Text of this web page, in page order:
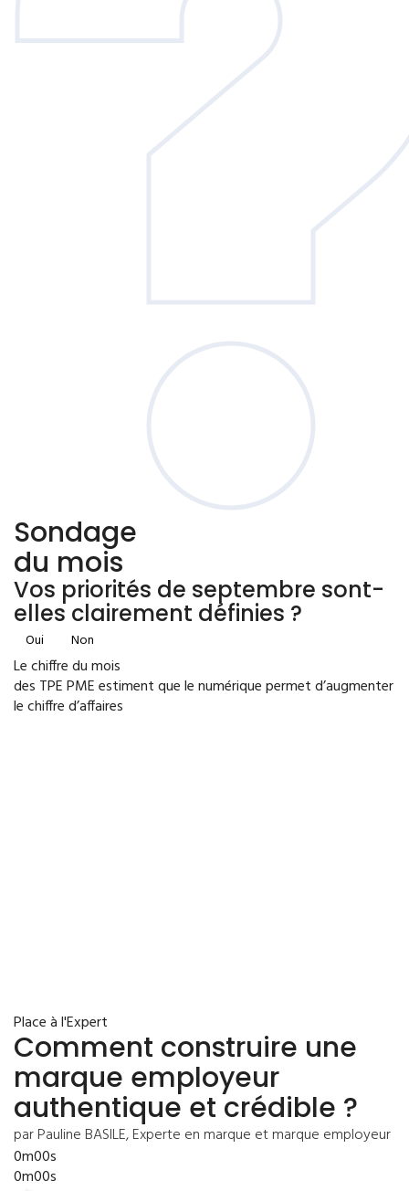
Sondage
du mois
Vos priorités de septembre sont-
elles clairement définies ?
Oui Non
Le chiffre du mois
des TPE PME estiment que le numérique permet d’augmenter
le chiffre d’affaires
Place à l'Expert
Comment construire une
marque employeur
authentique et crédible ?
par Pauline BASILE, Experte en marque et marque employeur
0m00s
0m00s